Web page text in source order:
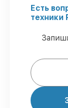
Мы
клиента
Есть
техники